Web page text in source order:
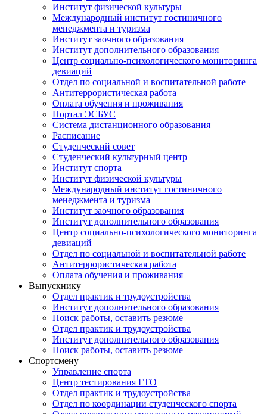
Институт физической культуры
Международный институт гостиничного
менеджмента и туризма
Институт заочного образования
Институт дополнительного образования
Центр социально-психологического мониторинга
девиаций
Отдел по социальной и воспитательной работе
Антитеррористическая работа
Оплата обучения и проживания
Портал ЭСБУС
Система дистанционного образования
Расписание
Студенческий совет
Студенческий культурный центр
Институт спорта
Институт физической культуры
Международный институт гостиничного
менеджмента и туризма
Институт заочного образования
Институт дополнительного образования
Центр социально-психологического мониторинга
девиаций
Отдел по социальной и воспитательной работе
Антитеррористическая работа
Оплата обучения и проживания
Выпускнику
Отдел практик и трудоустройства
Институт дополнительного образования
Поиск работы, оставить резюме
Отдел практик и трудоустройства
Институт дополнительного образования
Поиск работы, оставить резюме
Спортсмену
Управление спорта
Центр тестирования ГТО
Отдел практик и трудоустройства
Отдел по координации студенческого спорта